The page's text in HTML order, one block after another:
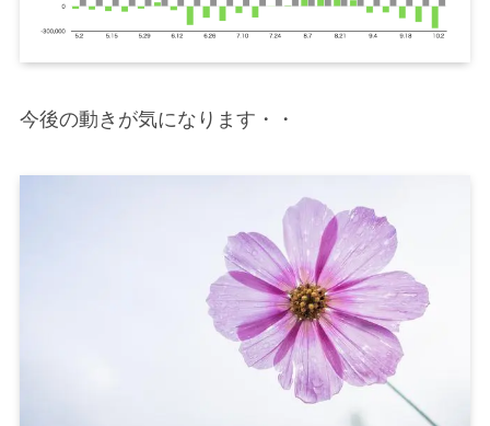
今後の動きが気になります・・